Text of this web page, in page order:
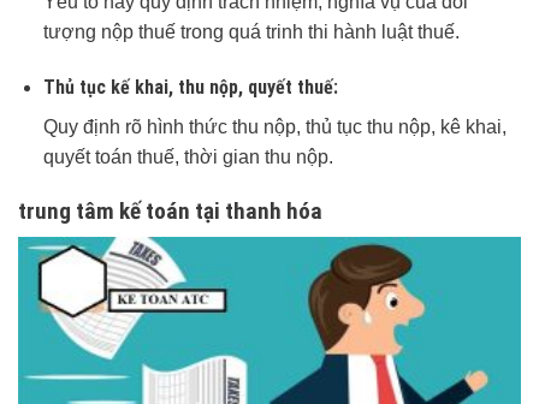
tượng nộp thuế trong quá trinh thi hành luật thuế.
Thủ tục kế khai, thu nộp, quyết thuế:
Quy định rõ hình thức thu nộp, thủ tục thu nộp, kê khai,
quyết toán thuế, thời gian thu nộp.
trung tâm kế toán tại thanh hóa